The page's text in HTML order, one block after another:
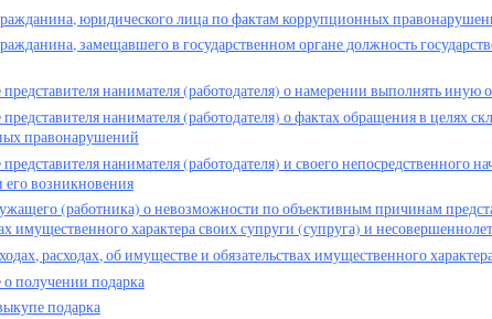
юридического лица по фактам коррупционных
замещавшего в государственном органе должность
нанимателя (работодателя) о намерении выполнять иную
нанимателя (работодателя) о фактах обращения в целях
правонарушений
нанимателя (работодателя) и своего непосредственного
возникновения
(работника) о невозможности по объективным причинам
имущественного характера своих супруги (супруга) и
расходах, об имуществе и обязательствах имущественного
получении подарка
подарка